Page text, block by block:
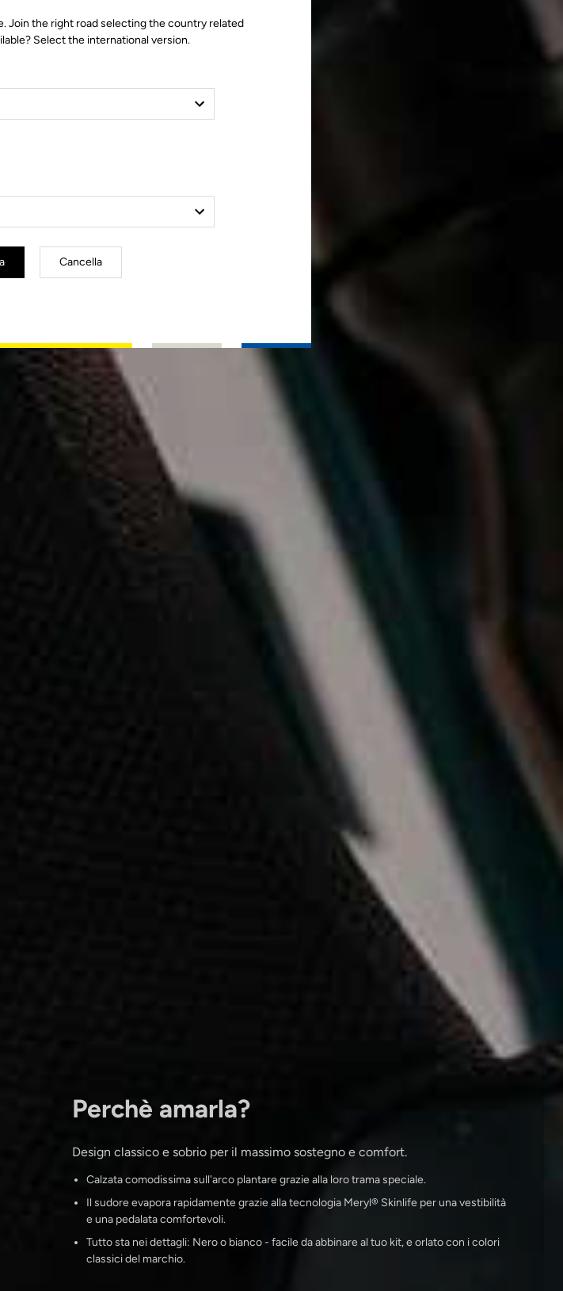
Perchè amarla?
Design classico e sobrio per il massimo sostegno e comfort.
Calzata comodissima sull'arco plantare grazie alla loro trama speciale.
Il sudore evapora rapidamente grazie alla tecnologia Meryl® Skinlife per una vestibilità
e una pedalata comfortevoli.
Tutto sta nei dettagli: Nero o bianco - facile da abbinare al tuo kit, e orlato con i colori
classici del marchio.
Join the right road selecting the country related
Select the international version.
Cancella